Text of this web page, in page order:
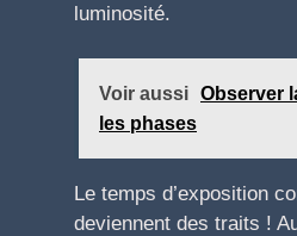
luminosité.
Voir aussi Observer
les phases
Le temps d’exposition
deviennent des traits !